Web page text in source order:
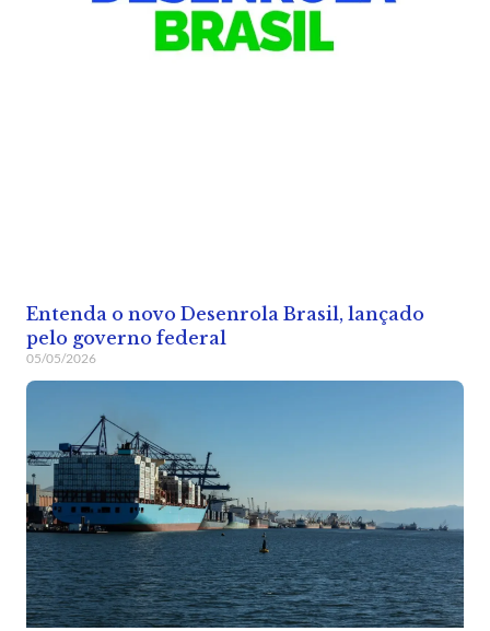
Entenda o novo Desenrola Brasil, lançado
pelo governo federal
05/05/2026